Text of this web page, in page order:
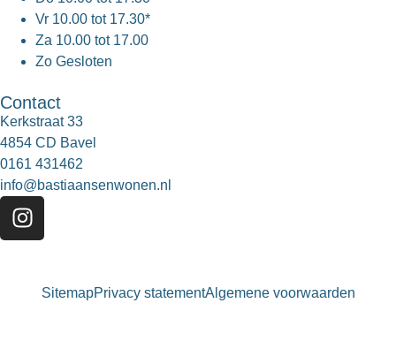
Vr 10.00 tot 17.30*
Za 10.00 tot 17.00
Zo Gesloten
Contact
Kerkstraat 33
4854 CD Bavel
0161 431462
info@bastiaansenwonen.nl
SitemapPrivacy statementAlgemene voorwaarden